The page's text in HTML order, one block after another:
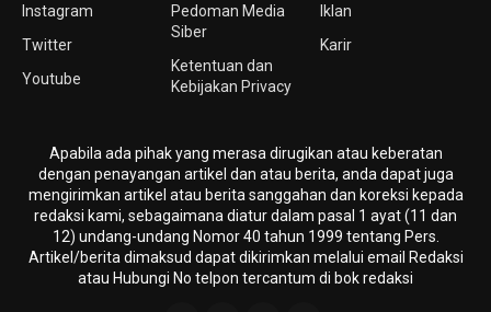
Instagram
Twitter
Youtube
Pedoman Media
Siber
Ketentuan dan
Kebijakan Privacy
Iklan
Karir
Apabila ada pihak yang merasa dirugikan atau keberatan
dengan penayangan artikel dan atau berita, anda dapat juga
mengirimkan artikel atau berita sanggahan dan koreksi kepada
redaksi kami, sebagaimana diatur dalam pasal 1 ayat (11 dan
12) undang-undang Nomor 40 tahun 1999 tentang Pers.
Artikel/berita dimaksud dapat dikirimkan melalui email Redaksi
atau Hubungi No telpon tercantum di bok redaksi